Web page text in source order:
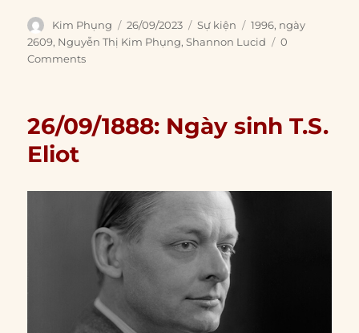
Author
Kim Phụng
Posted
on
26/09/2023 Categories
Sự kiện Tags
1996, ngày
2609, Nguyễn Thị Kim Phụng,Shannon Lucid
0
Comments
26/09/1888: Ngày sinh T.S.
Eliot